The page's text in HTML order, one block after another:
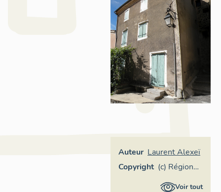
Auteur Laurent Alexeï
Copyright (c) Région
Provence-Voir tout